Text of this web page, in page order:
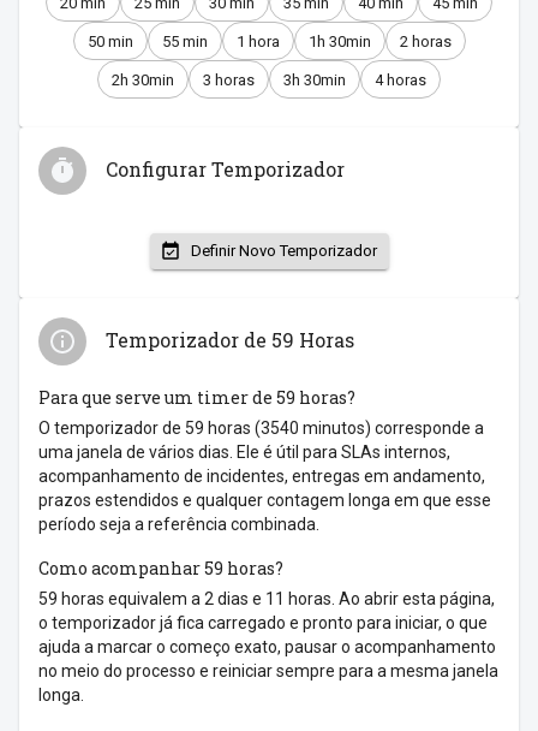
50 min 55 min 1 hora 1h 30min 2 horas
2h 30min 3 horas 3h 30min 4 horas
Configurar Temporizador
Definir Novo Temporizador
Temporizador de 59 Horas
Para que serve um timer de 59 horas?
O temporizador de 59 horas (3540 minutos) corresponde a
uma janela de vários dias. Ele é útil para SLAs internos,
acompanhamento de incidentes, entregas em andamento,
prazos estendidos e qualquer contagem longa em que esse
período seja a referência combinada.
Como acompanhar 59 horas?
59 horas equivalem a 2 dias e 11 horas. Ao abrir esta página,
o temporizador já fica carregado e pronto para iniciar, o que
ajuda a marcar o começo exato, pausar o acompanhamento
no meio do processo e reiniciar sempre para a mesma janela
longa.